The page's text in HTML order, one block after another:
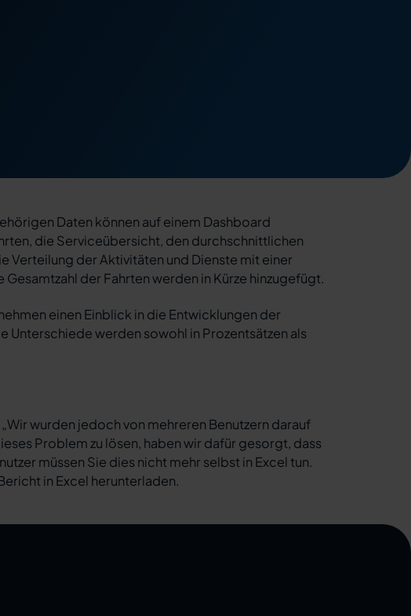
Daten können auf einem Dashboard
die Serviceübersicht, den durchschnittlichen
Verteilung der Aktivitäten und Dienste mit einer
der Fahrten werden in Kürze hinzugefügt.
einen Einblick in die Entwicklungen der
Unterschiede werden sowohl in Prozentsätzen als
wurden jedoch von mehreren Benutzern darauf
Problem zu lösen, haben wir dafür gesorgt, dass
müssen Sie dies nicht mehr selbst in Excel tun.
in Excel herunterladen.